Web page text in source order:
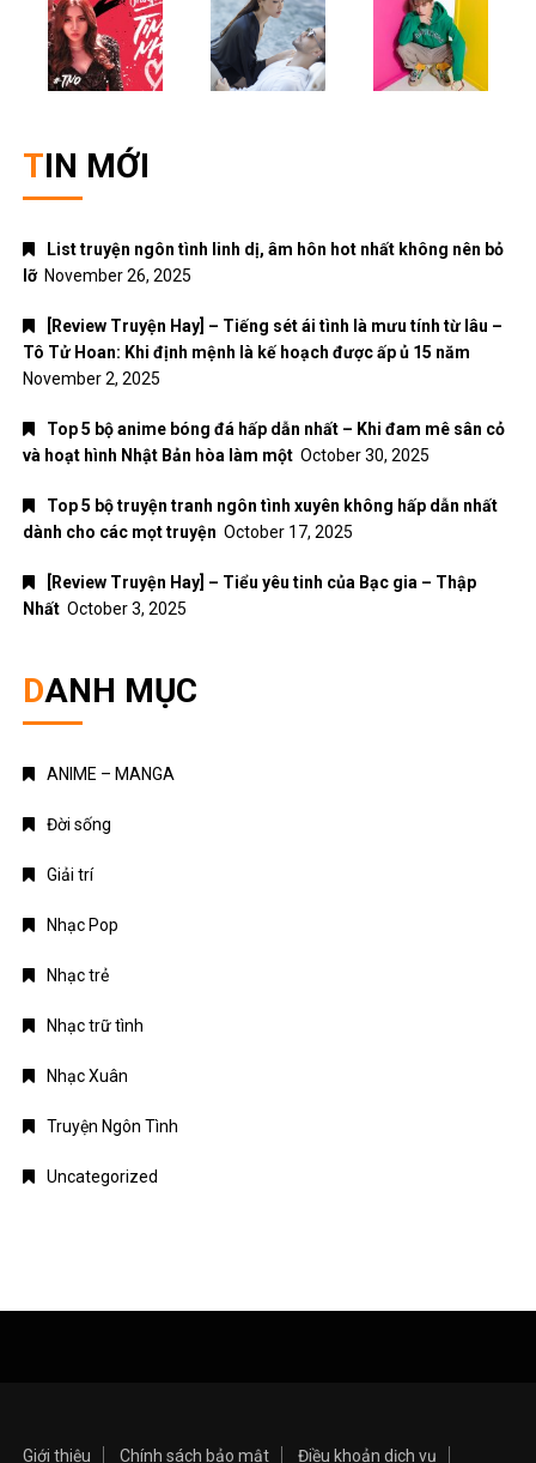
TIN MỚI
List truyện ngôn tình linh dị, âm hôn hot nhất không nên bỏ
lỡ November 26, 2025
[Review Truyện Hay] – Tiếng sét ái tình là mưu tính từ lâu –
Tô Tử Hoan: Khi định mệnh là kế hoạch được ấp ủ 15 năm
November 2, 2025
Top 5 bộ anime bóng đá hấp dẫn nhất – Khi đam mê sân cỏ
và hoạt hình Nhật Bản hòa làm một October 30, 2025
Top 5 bộ truyện tranh ngôn tình xuyên không hấp dẫn nhất
dành cho các mọt truyện October 17, 2025
[Review Truyện Hay] – Tiểu yêu tinh của Bạc gia – Thập
Nhất October 3, 2025
DANH MỤC
ANIME – MANGA
Đời sống
Giải trí
Nhạc Pop
Nhạc trẻ
Nhạc trữ tình
Nhạc Xuân
Truyện Ngôn Tình
Uncategorized
Giới thiệu Chính sách bảo mật Điều khoản dịch vụ